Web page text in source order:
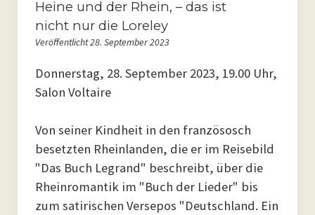
Heine und der Rhein, – das ist
nicht nur die Loreley
Veröffentlicht 28. September 2023
Donnerstag, 28. September 2023, 19.00 Uhr,
Salon Voltaire
Von seiner Kindheit in den französosch
besetzten Rheinlanden, die er im Reisebild
"Das Buch Legrand" beschreibt, über die
Rheinromantik im "Buch der Lieder" bis
zum satirischen Versepos "Deutschland. Ein